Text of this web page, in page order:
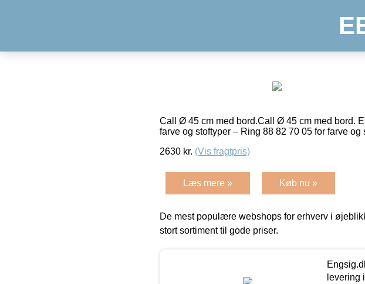
Call Ø 45 cm med bord.Call Ø 45 cm med bord.
farve og stoftyper – Ring 88 82 70 05 for farve
2630 kr. (Vis fragtpris)
Læs mere » Køb nu »
De mest populære webshops for erhverv i
stort sortiment til gode priser.
levering